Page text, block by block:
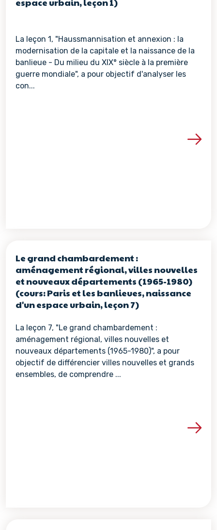
La leçon 1, "Haussmannisation et annexion : la
modernisation de la capitale et la naissance de la
banlieue - Du milieu du XIX° siècle à la première
guerre mondiale", a pour objectif d'analyser les
con...
Voir les détails de la
Le grand chambardement :
aménagement régional, villes nouvelles
et nouveaux départements (1965-1980)
(cours: Paris et les banlieues, naissance
d'un espace urbain, leçon 7)
La leçon 7, "Le grand chambardement :
aménagement régional, villes nouvelles et
nouveaux départements (1965-1980)", a pour
objectif de différencier villes nouvelles et grands
ensembles, de comprendre ...
Voir les détails de la